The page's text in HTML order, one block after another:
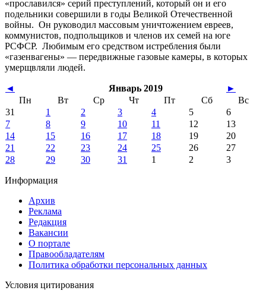
«прославился» серий преступлений, который он и его
подельники совершили в годы Великой Отечественной
войны. Он руководил массовым уничтожением евреев,
коммунистов, подпольщиков и членов их семей на юге
РСФСР. Любимым его средством истребления были
«газенвагены» — передвижные газовые камеры, в которых
умерщвляли людей.
◄ Январь 2019
►
Пн
Вт Ср Чт Пт Сб
Вс
31
1 2 3 4 5
6
7
8 9 10 11 12
13
14
15 16 17 18 19
20
21
22 23 24 25 26
27
28
29 30 31 1 2 3
Информация
Архив
Реклама
Редакция
Вакансии
О портале
Правообладателям
Политика обработки персональных данных
Условия цитирования